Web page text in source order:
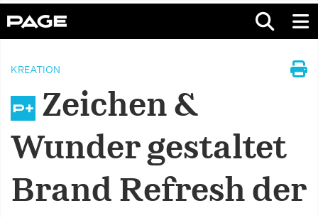
KREATION
Zeichen &
Wunder gestaltet
Brand Refresh der